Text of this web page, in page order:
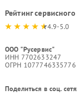
Рейтинг
4.9-5.0
ООО "Русервис"
ИНН 7702633247
ОГРН 1077746335776
Поделиться в соц.